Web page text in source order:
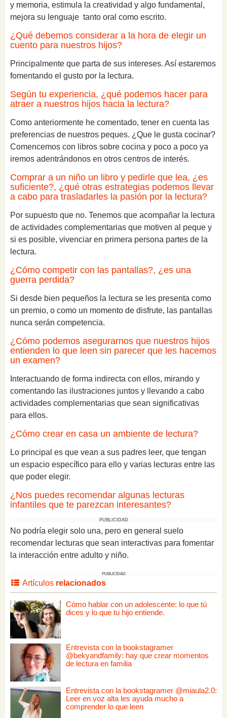
y memoria, estimula la creatividad y algo fundamental,
mejora su lenguaje tanto oral como escrito.
¿Qué debemos considerar a la hora de elegir un
cuento para nuestros hijos?
Principalmente que parta de sus intereses. Así estaremos
fomentando el gusto por la lectura.
Según tu experiencia, ¿qué podemos hacer para
atraer a nuestros hijos hacia la lectura?
Como anteriormente he comentado, tener en cuenta las
preferencias de nuestros peques. ¿Que le gusta cocinar?
Comencemos con libros sobre cocina y poco a poco ya
iremos adentrándonos en otros centros de interés.
Comprar a un niño un libro y pedirle que lea, ¿es
suficiente?, ¿qué otras estrategias podemos llevar
a cabo para trasladarles la pasión por la lectura?
Por supuesto que no. Tenemos que acompañar la lectura
de actividades complementarias que motiven al peque y
si es posible, vivenciar en primera persona partes de la
lectura.
¿Cómo competir con las pantallas?, ¿es una
guerra perdida?
Si desde bien pequeños la lectura se les presenta como
un premio, o como un momento de disfrute, las pantallas
nunca serán competencia.
¿Cómo podemos asegurarnos que nuestros hijos
entienden lo que leen sin parecer que les hacemos
un examen?
Interactuando de forma indirecta con ellos, mirando y
comentando las ilustraciones juntos y llevando a cabo
actividades complementarias que sean significativas
para ellos.
¿Cómo crear en casa un ambiente de lectura?
Lo principal es que vean a sus padres leer, que tengan
un espacio específico para ello y varias lecturas entre las
que poder elegir.
¿Nos puedes recomendar algunas lecturas
infantiles que te parezcan interesantes?
PUBLICIDAD
No podría elegir solo una, pero en general suelo
recomendar lecturas que sean interactivas para fomentar
la interacción entre adulto y niño.
PUBLICIDAD
Artículos relacionados
Cómo hablar con un adolescente: lo que tú
dices y lo que tu hijo entiende.
Entrevista con la bookstagramer
@bekyandfamily: hay que crear momentos
de lectura en familia
Entrevista con la bookstagramer @miaula2.0:
Leer en voz alta les ayuda mucho a
comprender lo que leen